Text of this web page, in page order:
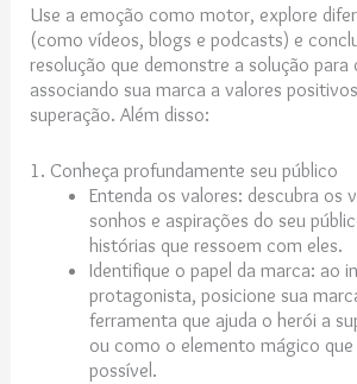
Use a emoção como motor, explore
(como vídeos, blogs e podcasts) e
resolução que demonstre a solução
associando sua marca a valores
superação. Além disso:
1. Conheça profundamente seu público
Entenda os valores: descubra os
sonhos e aspirações do seu
histórias que ressoem com eles.
Identifique o papel da marca: ao
protagonista, posicione sua
ferramenta que ajuda o herói a
ou como o elemento mágico
possível.